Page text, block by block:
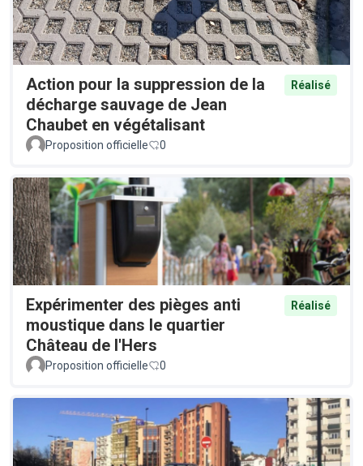
Action pour la suppression de la
décharge sauvage de Jean
Chaubet en végétalisant
Réalisé
Proposition officielle 0
Expérimenter des pièges anti
moustique dans le quartier
Château de l'Hers
Réalisé
Proposition officielle 0